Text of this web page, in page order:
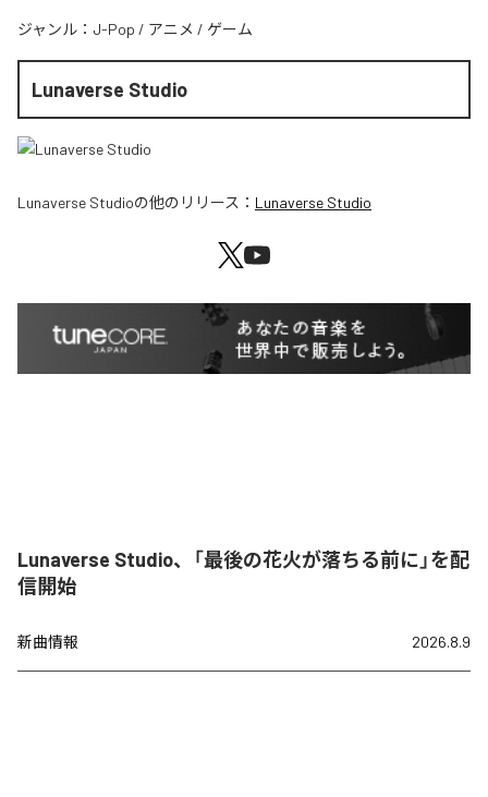
ジャンル： J-Pop / アニメ / ゲーム
Lunaverse Studio
Lunaverse Studioの他のリリース： Lunaverse Studio
Lunaverse Studio、「最後の花火が落ちる前に」を配
信開始
新曲情報 2026.8.9